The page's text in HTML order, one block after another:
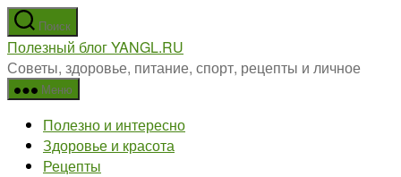
Перейти
к
содержимому
Поиск
Полезный блог YANGL.RU
Советы, здоровье, питание, спорт, рецепты и личное
Меню
Полезно и интересно
Здоровье и красота
Рецепты